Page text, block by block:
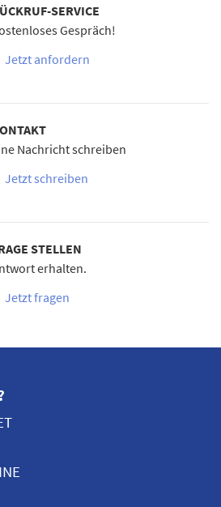
SERVICE
Gespräch!
Jetzt anfordern
Nachricht schreiben
Jetzt schreiben
STELLEN
erhalten.
Jetzt fragen